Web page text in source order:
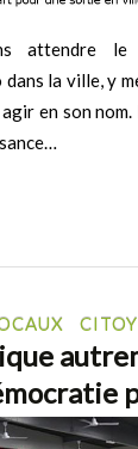
attendre
la ville, y
en son nom.